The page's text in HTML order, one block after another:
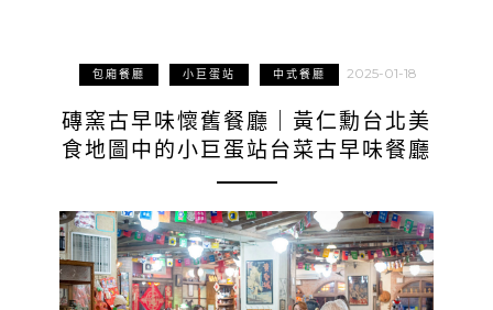
包廂餐廳 小巨蛋站 中式餐廳 2025-01-18
磚窯古早味懷舊餐廳｜黃仁勳台北美
食地圖中的小巨蛋站台菜古早味餐廳